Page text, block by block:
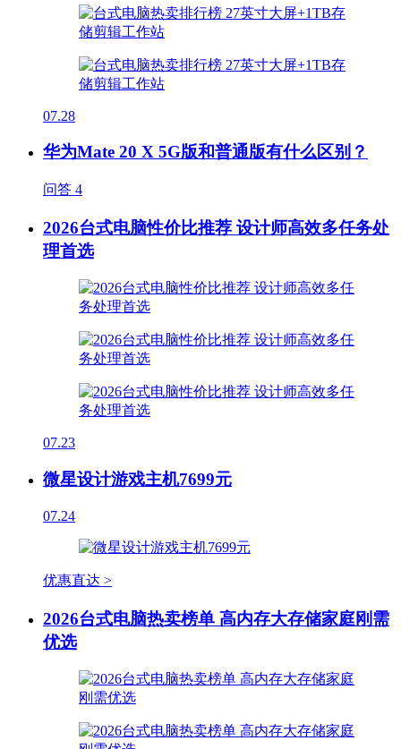
07.28
华为Mate 20 X 5G版和普通版有什么区别？
问答 4
2026台式电脑性价比推荐 设计师高效多任务处
理首选
07.23
微星设计游戏主机7699元
07.24
优惠直达 >
2026台式电脑热卖榜单 高内存大存储家庭刚需
优选